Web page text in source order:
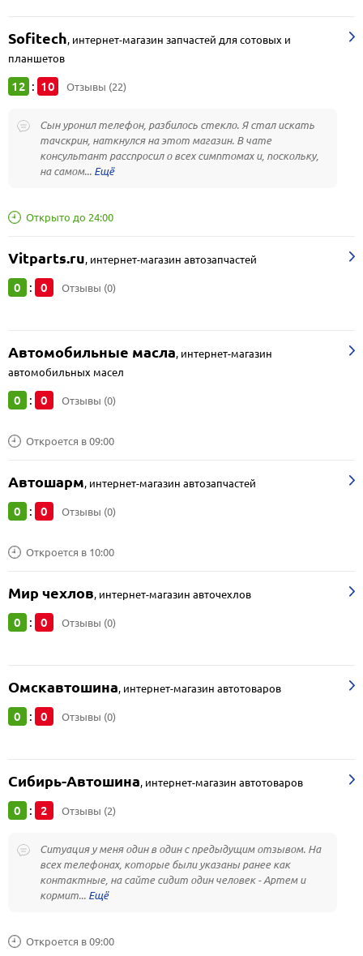
Sofitech, интернет-магазин запчастей для сотовых и
планшетов
12 : 10 Отзывы (22)
Сын уронил телефон, разбилось стекло. Я стал искать
тачскрин, наткнулся на этот магазин. В чате
консультант расспросил о всех симптомах и, поскольку,
на самом...
Открыто до 24:00
Vitparts.ru, интернет-магазин автозапчастей
0 : 0 Отзывы (0)
Автомобильные масла, интернет-магазин
автомобильных масел
0 : 0 Отзывы (0)
Откроется в 09:00
Автошарм, интернет-магазин автозапчастей
0 : 0 Отзывы (0)
Откроется в 10:00
Мир чехлов, интернет-магазин авточехлов
0 : 0 Отзывы (0)
Омскавтошина, интернет-магазин автотоваров
0 : 0 Отзывы (0)
Сибирь-Автошина, интернет-магазин автотоваров
0 : 2 Отзывы (2)
Ситуация у меня один в один с предыдущим отзывом. На
всех телефонах, которые были указаны ранее как
контактные, на сайте сидит один человек - Артем и
кормит...
Откроется в 09:00